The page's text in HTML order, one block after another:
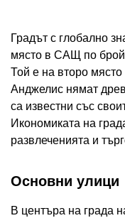
Градът с глобално
място в САЩ по брой
Той е на второ
Анджелис нямат
са известни със
Икономиката на
развлеченията и
Основни улици
В центъра на града